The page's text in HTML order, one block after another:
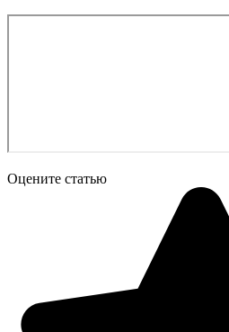
Оцените статью